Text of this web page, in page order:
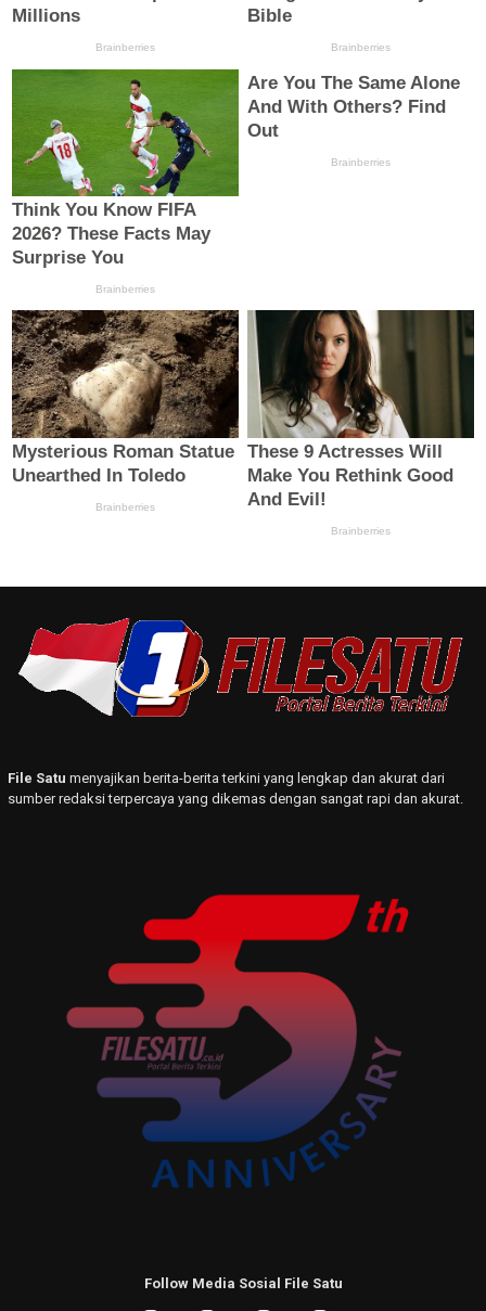
File Satu menyajikan berita-berita terkini yang lengkap dan akurat dari
sumber redaksi terpercaya yang dikemas dengan sangat rapi dan akurat.
Follow Media Sosial File Satu